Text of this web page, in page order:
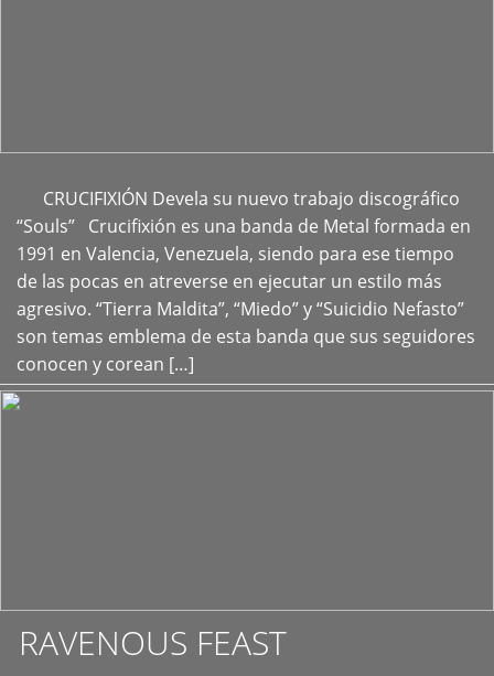
CRUCIFIXIÓN Devela su nuevo trabajo discográfico
“Souls” Crucifixión es una banda de Metal formada en
1991 en Valencia, Venezuela, siendo para ese tiempo
de las pocas en atreverse en ejecutar un estilo más
agresivo. “Tierra Maldita”, “Miedo” y “Suicidio Nefasto”
son temas emblema de esta banda que sus seguidores
conocen y corean […]
+
RAVENOUS FEAST